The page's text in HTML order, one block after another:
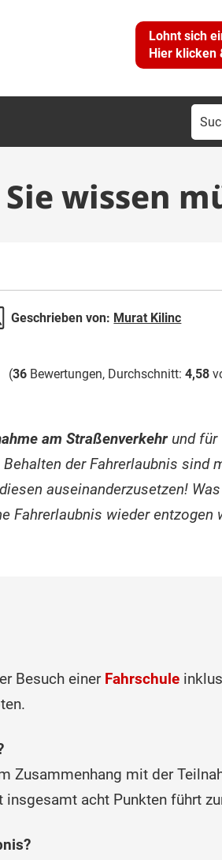
Lohnt sich
Hier klicken
wissen
Geschrieben von: Murat Kilinc
(36 Bewertungen, Durchschnitt: 4,58
am Straßenverkehrund für
der Fahrerlaubnis sind
auseinanderzusetzen!
wieder entzogen
Besuch einer Fahrschule
Zusammenhang mit der
acht Punkten führt